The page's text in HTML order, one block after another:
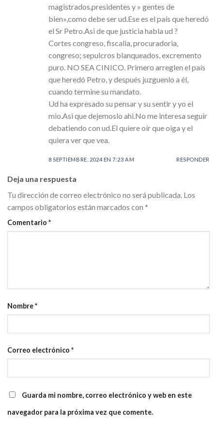
magistrados,presidentes y » gentes de
bien»,como debe ser ud.Ese es el país que heredó
el Sr Petro.Asi de que justicia habla ud ?
Cortes congreso, fiscalia, procuradoria,
congreso; sepulcros blanqueados, excremento
puro. NO SEA CINICO. Primero arreglen el país
que heredó Petro, y después juzguenlo a él,
cuando termine su mandato.
Ud ha expresado su pensar y su sentir y yo el
mio.Asi que dejemoslo ahi.No me interesa seguir
debatiendo con ud.El quiere oír que oiga y el
quiera ver que vea.
8 SEPTIEMBRE, 2024 EN 7:23 AM RESPONDER
Deja una respuesta
Tu dirección de correo electrónico no será publicada. Los
campos obligatorios están marcados con *
Comentario *
Nombre*
Correo electrónico *
Guarda mi nombre, correo electrónico y web en este
navegador para la próxima vez que comente.